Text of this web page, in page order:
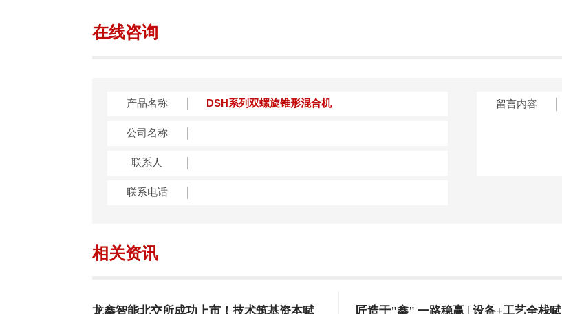
在线咨询
产品名称
公司名称
联系人
联系电话
留言内容
相关资讯
龙鑫智能北交所成功上市！技术筑基资本赋 匠造于"鑫" 一路稳赢 | 设备+工艺全栈赋